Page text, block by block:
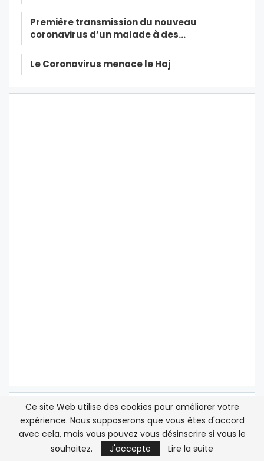
Première transmission du nouveau
coronavirus d’un malade à des…
Le Coronavirus menace le Haj
ATLASINFO SUR LES RÉSEAUX SOCIAUX
Twitter Suivez nous
Ce site Web utilise des cookies pour améliorer votre
expérience. Nous supposerons que vous êtes d'accord
avec cela, mais vous pouvez vous désinscrire si vous le
souhaitez.
J'accepte Lire la suite